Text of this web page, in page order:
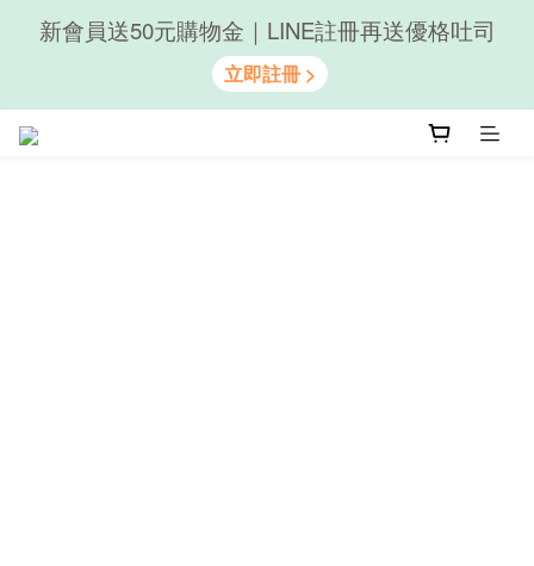
隨心享受｜貝果任選6組$899
新會員送50元購物金｜LINE註冊再送優格吐司